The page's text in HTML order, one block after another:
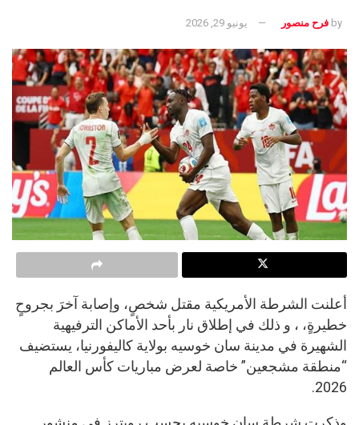
by فرح منصور يونيو 29, 2026
أعلنت الشرطة الأمريكية مقتل شخصٍ، وإصابة آخرَ بجروحٍ
خطيرةٍ، ، و ذلك في إطلاق نار بأحد الأماكن الترفيهية
الشهيرة في مدينة سان خوسيه بولاية كاليفورنيا، يستضيف
“منطقة مشجعين” خاصة لعرض مباريات كأس العالم
2026.